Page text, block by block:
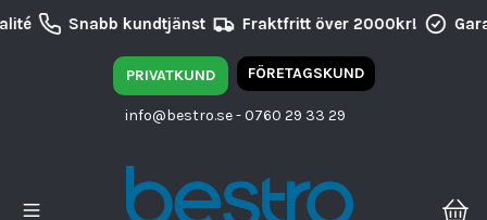
Snabb kundtjänst Fraktfritt över 2000kr!
PRIVATKUND FÖRETAGSKUND
info@bestro.se- 0760 29 33 29